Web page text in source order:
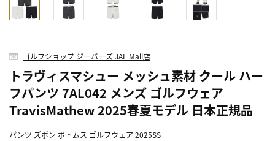
ゴルフショップ ジーパーズ JAL Mall店
トラヴィスマシュー メッシュ素材 クール ハー
フパンツ 7AL042 メンズ ゴルフウェア
TravisMathew 2025春夏モデル 日本正規品
パンツ ズボン ボトムス ゴルフウェア 2025SS